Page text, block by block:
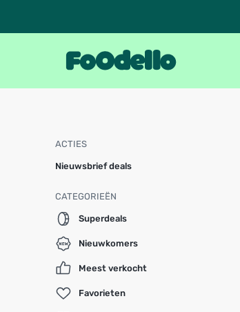
ACTIES
Nieuwsbrief deals
CATEGORIEËN
Superdeals
Nieuwkomers
Meest verkocht
Favorieten